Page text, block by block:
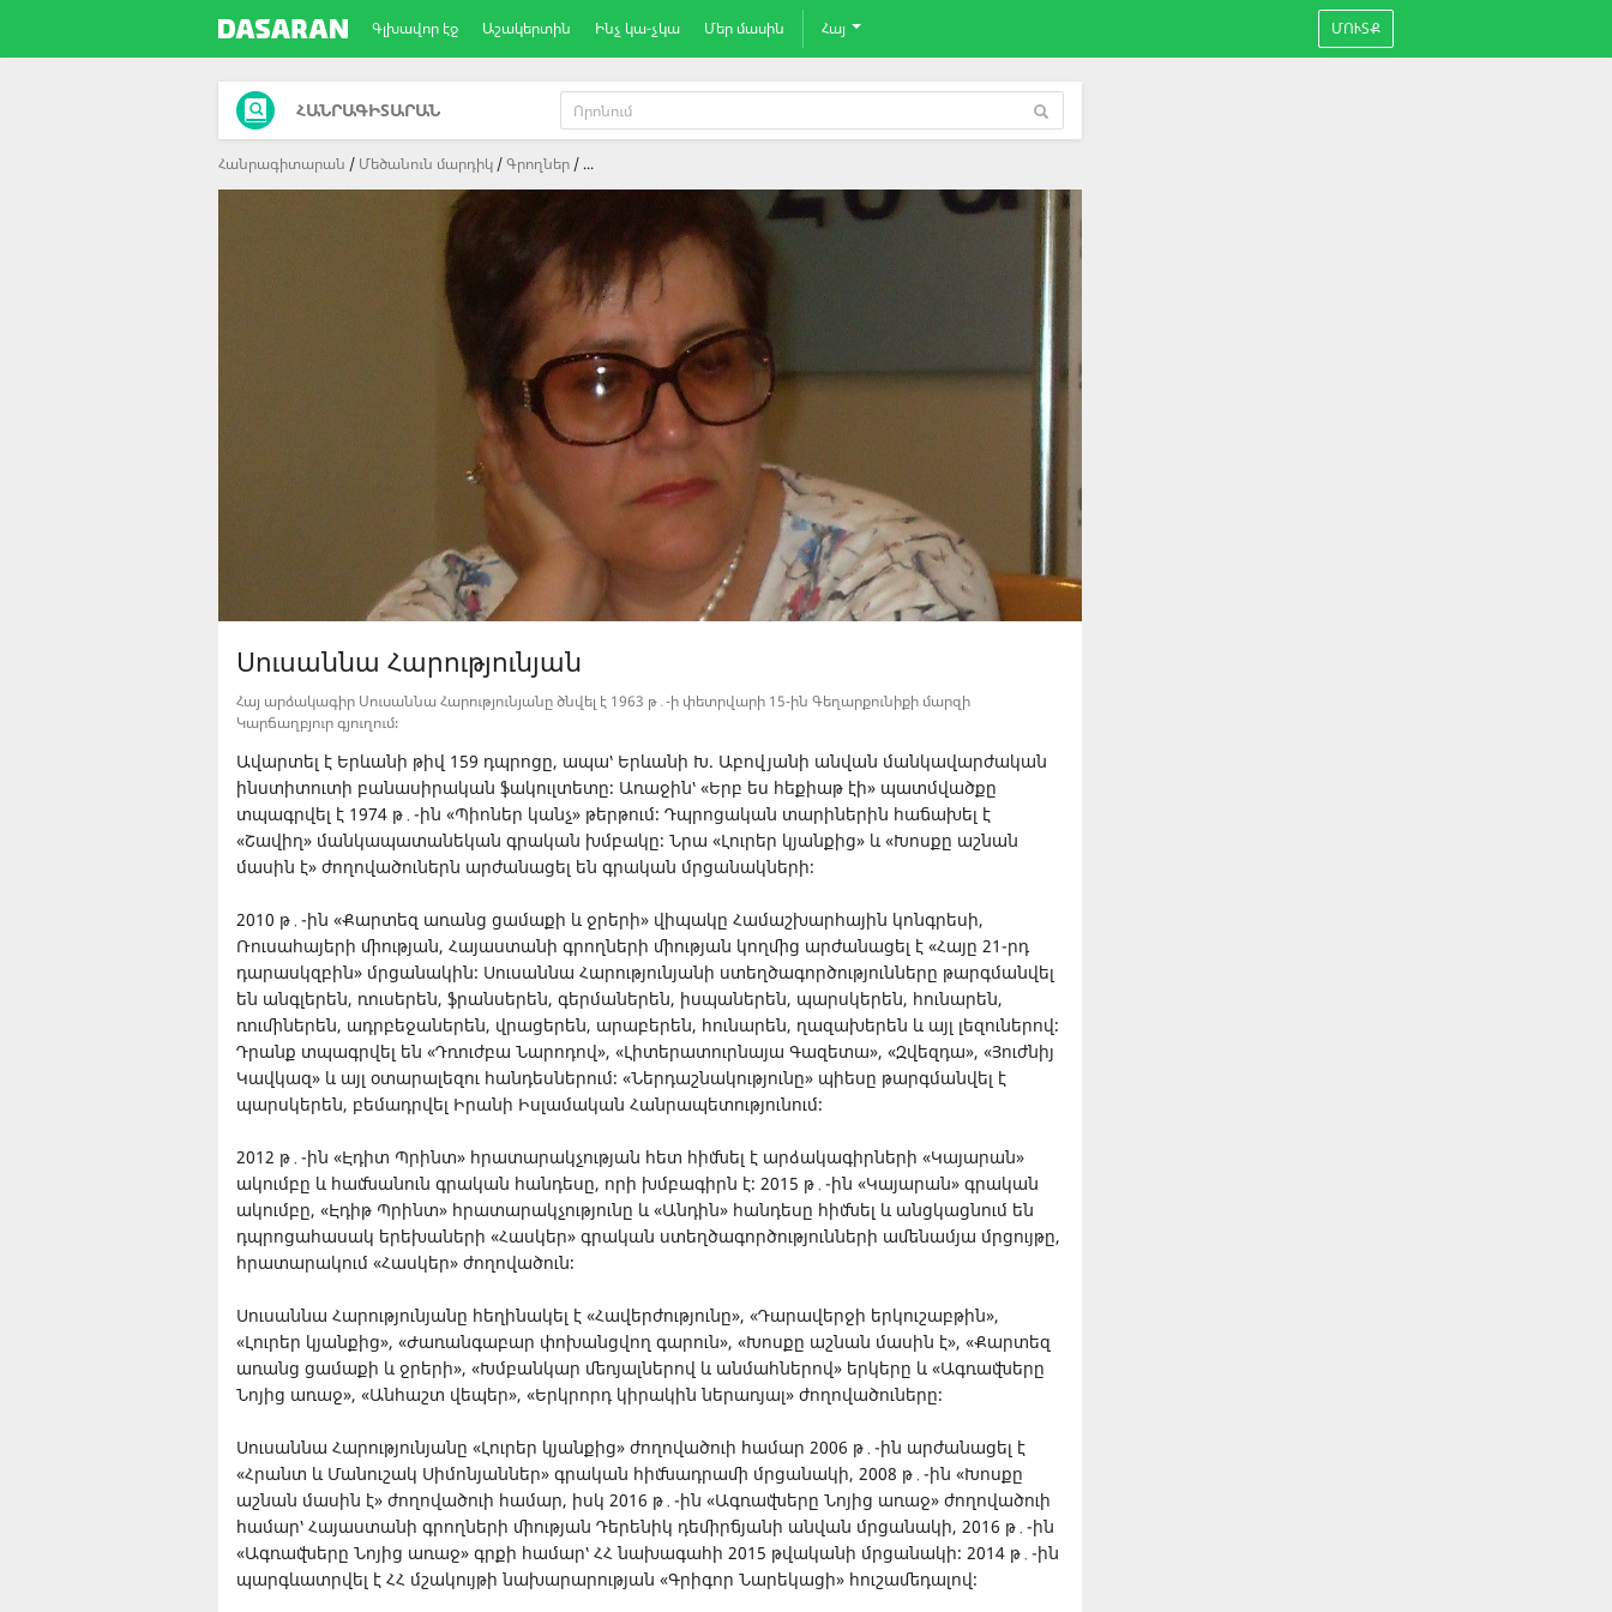
Գլխավոր էջ Աշակերտին Ինչ կա-չկա Մեր մասին Հայ ՄՈՒՏՔ
ՀԱՆՐԱԳԻՏԱՐԱՆ
Հանրագիտարան Մեծանուն մարդիկ Գրողներ ...
Սուսաննա Հարությունյան
Հայ արձակագիր Սուսաննա Հարությունյանը ծնվել է 1963 թ․-ի փետրվարի 15-ին Գեղարքունիքի մարզի
Կարճաղբյուր գյուղում։
Ավարտել է Երևանի թիվ 159 դպրոցը, ապա՝ Երևանի Խ. Աբովյանի անվան մանկավարժական
ինստիտուտի բանասիրական ֆակուլտետը։ Առաջին՝ «Երբ ես հեքիաթ էի» պատմվածքը
տպագրվել է 1974 թ․-ին «Պիոներ կանչ» թերթում։ Դպրոցական տարիներին հաճախել է
«Շավիղ» մանկապատանեկան գրական խմբակը։ Նրա «Լուրեր կյանքից» և «Խոսքը աշնան
մասին է» ժողովածուներն արժանացել են գրական մրցանակների։
2010 թ․-ին «Քարտեզ առանց ցամաքի և ջրերի» վիպակը Համաշխարհային կոնգրեսի,
Ռուսահայերի միության, Հայաստանի գրողների միության կողմից արժանացել է «Հայը 21-րդ
դարասկզբին» մրցանակին։ Սուսաննա Հարությունյանի ստեղծագործությունները թարգմանվել
են անգլերեն, ռուսերեն, ֆրանսերեն, գերմաներեն, իսպաներեն, պարսկերեն, հունարեն,
ռումիներեն, ադրբեջաներեն, վրացերեն, արաբերեն, հունարեն, ղազախերեն և այլ լեզուներով։
Դրանք տպագրվել են «Դռուժբա Նարոդով», «Լիտերատուրնայա Գազետա», «Զվեզդա», «Յուժնիյ
Կավկազ» և այլ օտարալեզու հանդեսներում։ «Ներդաշնակությունը» պիեսը թարգմանվել է
պարսկերեն, բեմադրվել Իրանի Իսլամական Հանրապետությունում։
2012 թ․-ին «Էդիտ Պրինտ» հրատարակչության հետ հիմնել է արձակագիրների «Կայարան»
ակումբը և համնանուն գրական հանդեսը, որի խմբագիրն է։ 2015 թ․-ին «Կայարան» գրական
ակումբը, «Էդիթ Պրինտ» հրատարակչությունը և «Անդին» հանդեսը հիմնել և անցկացնում են
դպրոցահասակ երեխաների «Հասկեր» գրական ստեղծագործությունների ամենամյա մրցույթը,
հրատարակում «Հասկեր» ժողովածուն։
Սուսաննա Հարությունյանը հեղինակել է «Հավերժությունը», «Դարավերջի երկուշաբթին»,
«Լուրեր կյանքից», «Ժառանգաբար փոխանցվող գարուն», «Խոսքը աշնան մասին է», «Քարտեզ
առանց ցամաքի և ջրերի», «Խմբանկար մեռյալներով և անմահներով» երկերը և «Ագռավները
Նոյից առաջ», «Անհաշտ վեպեր», «Երկրորդ կիրակին ներառյալ» ժողովածուները։
Սուսաննա Հարությունյանը «Լուրեր կյանքից» ժողովածուի համար 2006 թ․-ին արժանացել է
«Հրանտ և Մանուշակ Սիմոնյաններ» գրական հիմնադրամի մրցանակի, 2008 թ․-ին «Խոսքը
աշնան մասին է» ժողովածուի համար, իսկ 2016 թ․-ին «Ագռավները Նոյից առաջ» ժողովածուի
համար՝ Հայաստանի գրողների միության Դերենիկ դեմիրճյանի անվան մրցանակի, 2016 թ․-ին
«Ագռավները Նոյից առաջ» գրքի համար՝ ՀՀ նախագահի 2015 թվականի մրցանակի։ 2014 թ․-ին
պարգևատրվել է ՀՀ մշակույթի նախարարության «Գրիգոր Նարեկացի» հուշամեդալով։